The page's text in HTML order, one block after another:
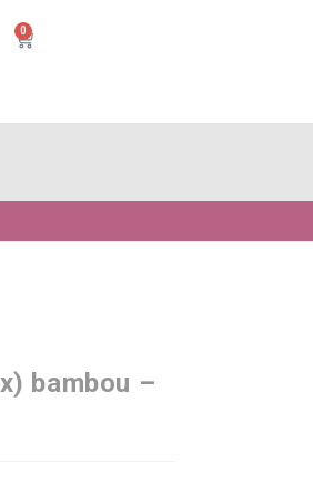
0
bambou –